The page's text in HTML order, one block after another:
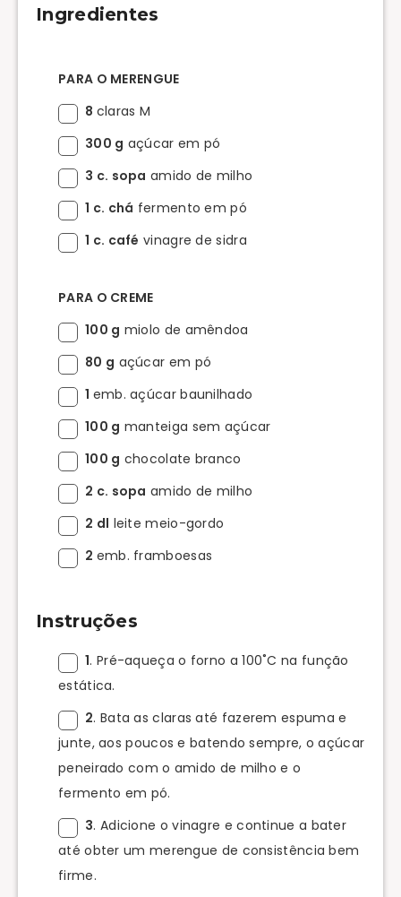
Ingredientes
PARA O MERENGUE
8 claras M
300 g açúcar em pó
3 c. sopa amido de milho
1 c. chá fermento em pó
1 c. café vinagre de sidra
PARA O CREME
100 g miolo de amêndoa
80 g açúcar em pó
1 emb. açúcar baunilhado
100 g manteiga sem açúcar
100 g chocolate branco
2 c. sopa amido de milho
2 dl leite meio-gordo
2 emb. framboesas
Instruções
1. Pré-aqueça o forno a 100˚C na função
estática.
2. Bata as claras até fazerem espuma e
junte, aos poucos e batendo sempre, o açúcar
peneirado com o amido de milho e o
fermento em pó.
3. Adicione o vinagre e continue a bater
até obter um merengue de consistência bem
firme.